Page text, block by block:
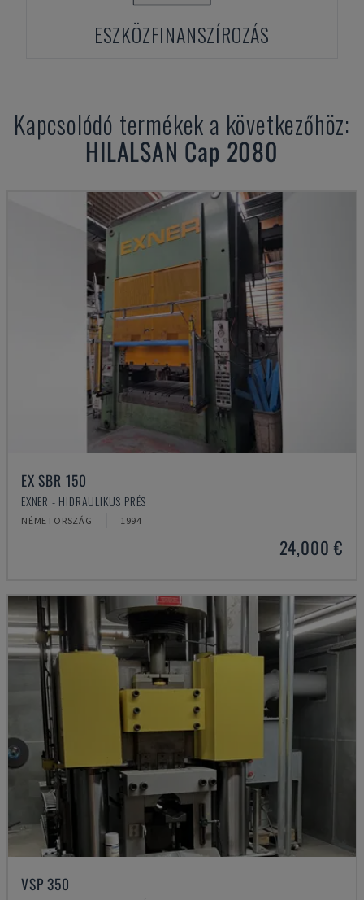
ESZKÖZFINANSZÍROZÁS
Kapcsolódó termékek a következőhöz:
HILALSAN Cap 2080
EX SBR 150
EXNER - HIDRAULIKUS PRÉS
NÉMETORSZÁG 1994
24,000 €
VSP 350